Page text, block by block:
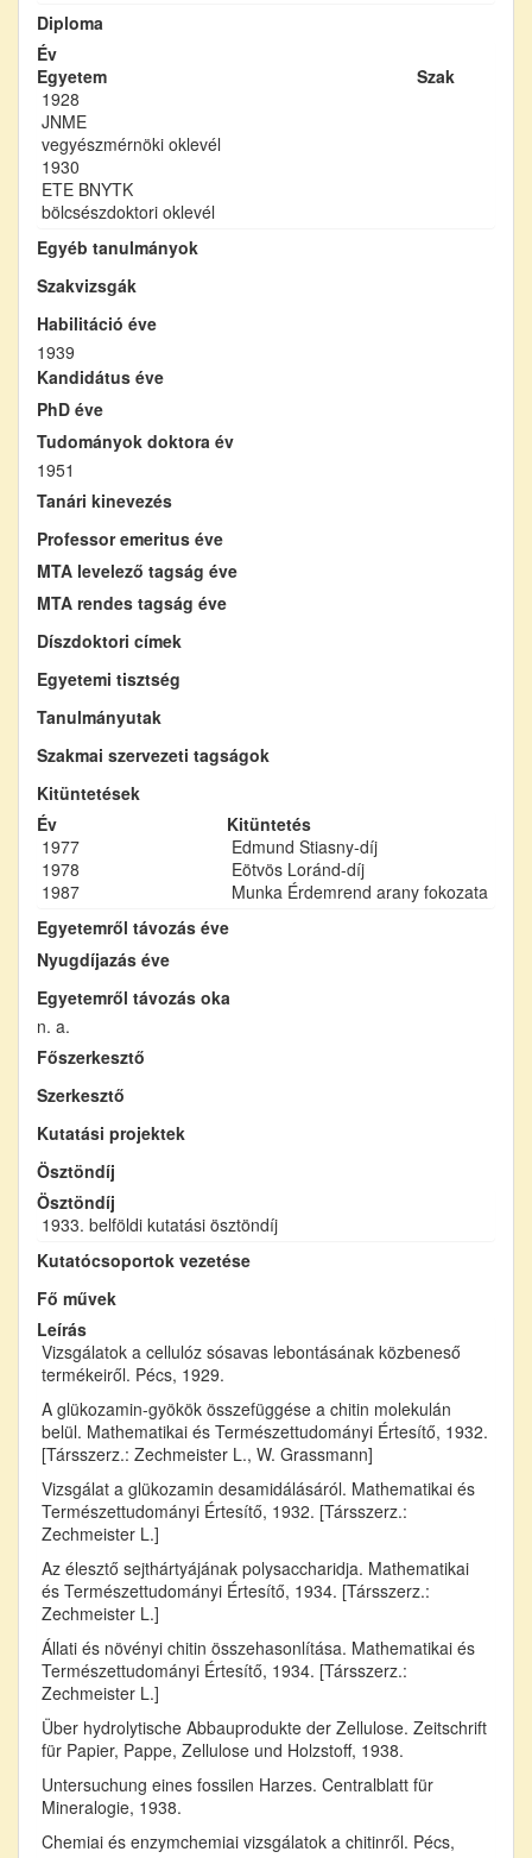
Diploma
Év
Egyetem
Szak
1928
JNME
vegyészmérnöki oklevél
1930
ETE BNYTK
bölcsészdoktori oklevél
Egyéb tanulmányok
Szakvizsgák
Habilitáció éve
1939
Kandidátus éve
PhD éve
Tudományok doktora év
1951
Tanári kinevezés
Professor emeritus éve
MTA levelező tagság éve
MTA rendes tagság éve
Díszdoktori címek
Egyetemi tisztség
Tanulmányutak
Szakmai szervezeti tagságok
Kitüntetések
Év
Kitüntetés
1977
Edmund Stiasny-díj
1978
Eötvös Loránd-díj
1987
Munka Érdemrend arany fokozata
Egyetemről távozás éve
Nyugdíjazás éve
Egyetemről távozás oka
n. a.
Főszerkesztő
Szerkesztő
Kutatási projektek
Ösztöndíj
Ösztöndíj
1933. belföldi kutatási ösztöndíj
Kutatócsoportok vezetése
Fő művek
Leírás
Vizsgálatok a cellulóz sósavas lebontásának közbeneső
termékeiről. Pécs, 1929.
A glükozamin-gyökök összefüggése a chitin molekulán
belül. Mathematikai és Természettudományi Értesítő, 1932.
[Társszerz.: Zechmeister L., W. Grassmann]
Vizsgálat a glükozamin desamidálásáról. Mathematikai és
Természettudományi Értesítő, 1932. [Társszerz.:
Zechmeister L.]
Az élesztő sejthártyájának polysaccharidja. Mathematikai
és Természettudományi Értesítő, 1934. [Társszerz.:
Zechmeister L.]
Állati és növényi chitin összehasonlítása. Mathematikai és
Természettudományi Értesítő, 1934. [Társszerz.:
Zechmeister L.]
Über hydrolytische Abbauprodukte der Zellulose. Zeitschrift
für Papier, Pappe, Zellulose und Holzstoff, 1938.
Untersuchung eines fossilen Harzes. Centralblatt für
Mineralogie, 1938.
Chemiai és enzymchemiai vizsgálatok a chitinről. Pécs,